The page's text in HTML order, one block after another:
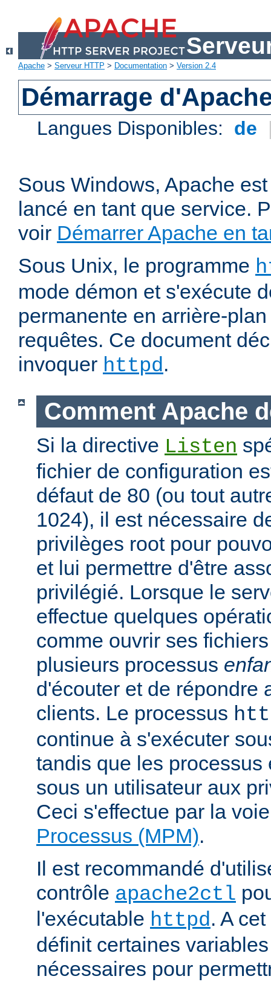
Apache > Serveur HTTP > Documentation > Version 2.4
Démarrage
Langues Disponibles: de
Sous Windows, Apache
lancé en tant que service.
voir Démarrer Apache en
Sous Unix, le programme
mode démon et s'exécute
permanente en arrière-
requêtes. Ce document
invoquer httpd.
Comment Apache
Si la directive Listen
fichier de configuration
défaut de 80 (ou tout
1024), il est nécessaire
privilèges root pour
et lui permettre d'être
privilégié. Lorsque le
effectue quelques
comme ouvrir ses
plusieurs processus
d'écouter et de répondre
clients. Le processus
continue à s'exécuter
tandis que les processus
sous un utilisateur aux
Ceci s'effectue par la
Processus (MPM).
Il est recommandé
contrôle apache2ctl
l'exécutable httpd. A
définit certaines
nécessaires pour